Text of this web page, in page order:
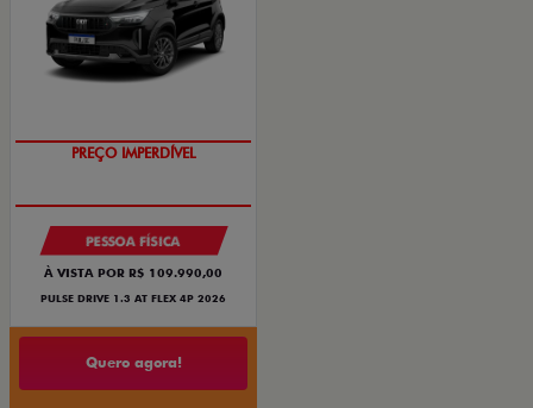
PREÇO IMPERDÍVEL
PESSOA FÍSICA
À VISTA POR R$ 109.990,00
PULSE DRIVE 1.3 AT FLEX 4P 2026
Quero agora!